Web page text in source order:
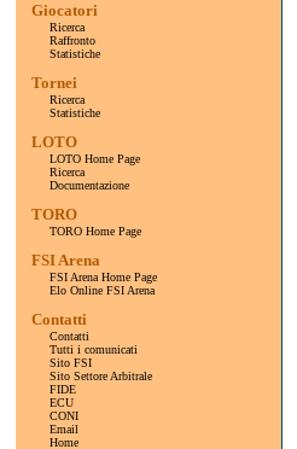
Giocatori
Ricerca
Raffronto
Statistiche
Tornei
Ricerca
Statistiche
LOTO
LOTO Home Page
Ricerca
Documentazione
TORO
TORO Home Page
FSI Arena
FSI Arena Home Page
Elo Online FSI Arena
Contatti
Contatti
Tutti i comunicati
Sito FSI
Sito Settore Arbitrale
FIDE
ECU
CONI
Email
Home